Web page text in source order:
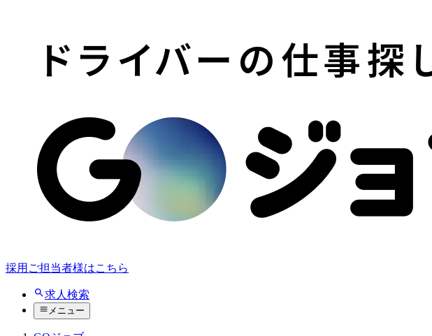
採用ご担当者様はこちら
求人検索
メニュー